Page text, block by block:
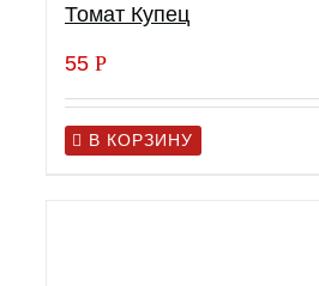
Томат Купец
55 Р
В КОРЗИНУ